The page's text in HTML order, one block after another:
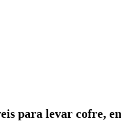
para levar cofre,